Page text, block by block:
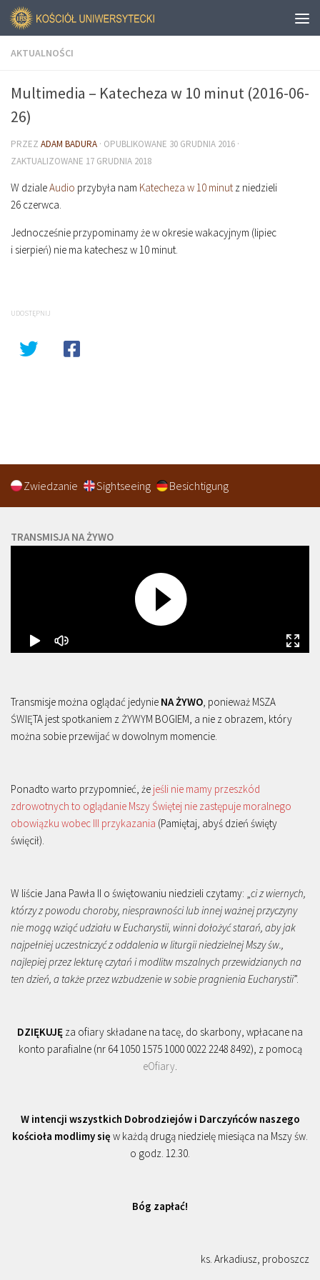
AKTUALNOŚCI
Multimedia – Katecheza w 10 minut (2016-06-
26)
PRZEZ ADAM BADURA · OPUBLIKOWANE 30 GRUDNIA 2016 ·
ZAKTUALIZOWANE 17 GRUDNIA 2018
W dzialeAudio przybyła nam Katecheza w 10 minut z niedzieli
26 czerwca.
Jednocześnie przypominamy że w okresie wakacyjnym (lipiec
i sierpień) nie ma katechesz w 10 minut.
UDOSTĘPNIJ
Zwiedzanie Sightseeing Besichtigung
TRANSMISJA NA ŻYWO
Transmisje można oglądać jedynie NA ŻYWO, ponieważ MSZA
ŚWIĘTA jest spotkaniem z ŻYWYM BOGIEM, a nie z obrazem, który
można sobie przewijać w dowolnym momencie.
Ponadto warto przypomnieć, że jeśli nie mamy przeszkód
zdrowotnych to oglądanie Mszy Świętej nie zastępuje moralnego
obowiązku wobec III przykazania (Pamiętaj, abyś dzień święty
święcił).
W liście Jana Pawła II o świętowaniu niedzieli czytamy: „ci z wiernych,
którzy z powodu choroby, niesprawności lub innej ważnej przyczyny
nie mogą wziąć udziału w Eucharystii, winni dołożyć starań, aby jak
najpełniej uczestniczyć z oddalenia w liturgii niedzielnej Mszy św.,
najlepiej przez lekturę czytań i modlitw mszalnych przewidzianych na
ten dzień, a także przez wzbudzenie w sobie pragnienia Eucharystii”.
DZIĘKUJĘ za ofiary składane na tacę, do skarbony, wpłacane na
konto parafialne (nr 64 1050 1575 1000 0022 2248 8492), z pomocą
eOfiary.
W intencji wszystkich Dobrodziejów i Darczyńców naszego
kościoła modlimy się w każdą drugą niedzielę miesiąca na Mszy św.
o godz. 12.30.
Bóg zapłać!
ks. Arkadiusz, proboszcz